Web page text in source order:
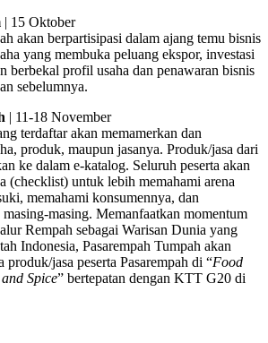
| 15 Oktober
akan berpartisipasi dalam ajang temu bisnis
yang membuka peluang ekspor, investasi
berbekal profil usaha dan penawaran bisnis
sebelumnya.
| 11-18 November
terdaftar akan memamerkan dan
produk, maupun jasanya. Produk/jasa dari
ke dalam e-katalog. Seluruh peserta akan
(checklist) untuk lebih memahami arena
memahami konsumennya, dan
masing. Memanfaatkan momentum
Rempah sebagai Warisan Dunia yang
Indonesia, Pasarempah Tumpah akan
produk/jasa peserta Pasarempah di “Food
Spice” bertepatan dengan KTT G20 di